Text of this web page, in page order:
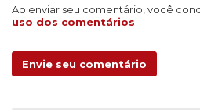
Ao enviar seu comentário, você
uso dos comentários.
Envie seu comentário